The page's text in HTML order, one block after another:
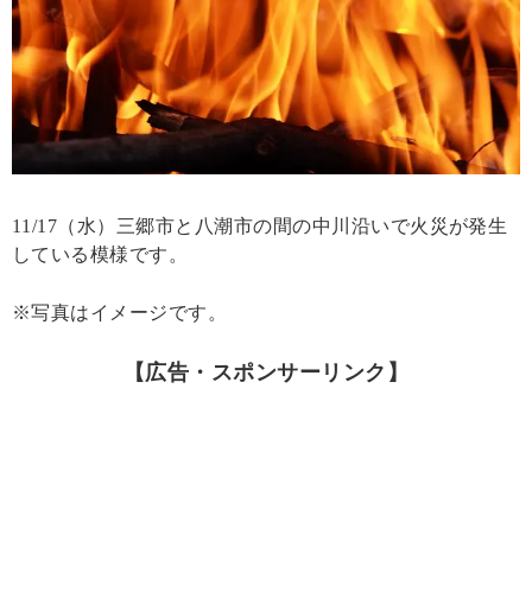
11/17（水）三郷市と八潮市の間の中川沿いで火災が発生
している模様です。
※写真はイメージです。
【広告・スポンサーリンク】